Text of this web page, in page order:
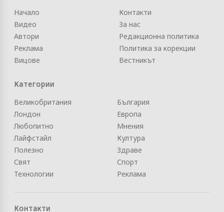
Начало
Видео
Автори
Реклама
Вицове
Контакти
За нас
Редакционна политика
Политика за корекции
Вестникът
Категории
Великобритания
Лондон
Любопитно
Лайфстайл
Полезно
Свят
Технологии
България
Европа
Мнения
Култура
Здраве
Спорт
Реклама
Контакти